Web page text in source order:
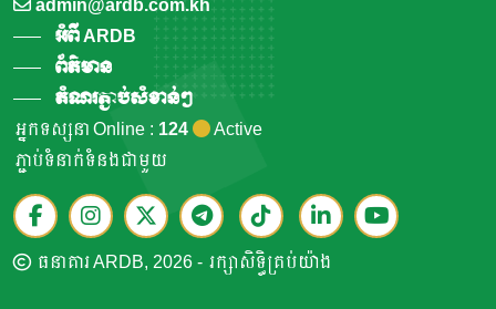
admin@ardb.com.kh
អំពី ARDB
ព័ត៌មាន
តំណរភ្ជាប់សំខាន់ៗ
អ្នកទស្សនា Online : 124
Active
ភ្ជាប់ទំនាក់ទំនងជាមួយ
ធនាគារ ARDB, 2026 - រក្សាសិទ្ធិគ្រប់យ៉ាង